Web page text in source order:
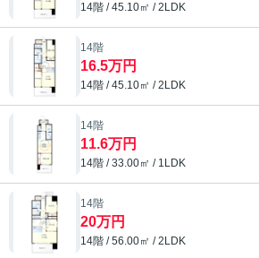
14階 / 45.10㎡ / 2LDK
14階
16.5万円
14階 / 45.10㎡ / 2LDK
14階
11.6万円
14階 / 33.00㎡ / 1LDK
14階
20万円
14階 / 56.00㎡ / 2LDK